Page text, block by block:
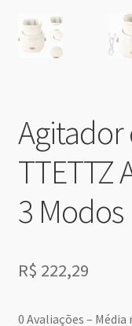
Agitador
TTETTZ
3
R$ 222,29
0 Avaliações – Média